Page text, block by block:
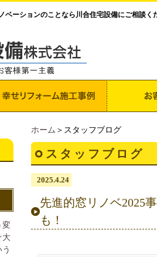
ベーションのことなら川合住宅設備にご相談く
ホーム ＞スタッフブログ
スタッフブログ
2025.4.24
先進的窓リノベ2025
も！
変
大